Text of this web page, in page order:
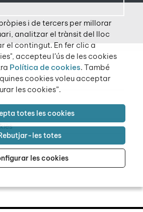
i de tercers per millorar
analitzar el trànsit del lloc
el contingut. En fer clic a
accepteu l’ús de les cookies
Política de cookies. També
cookies voleu acceptar
les cookies”.
totes les cookies
les totes
les cookies